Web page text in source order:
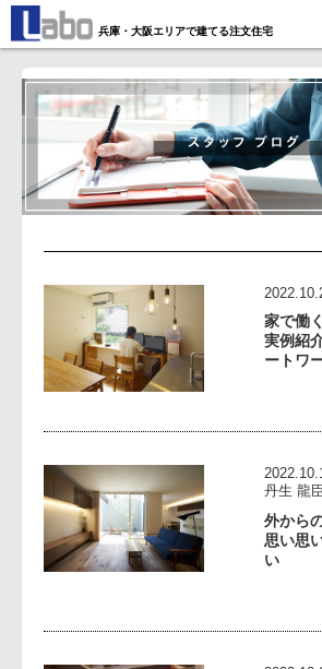
兵庫・大阪エリアで建てる注文住宅
家で働
実例紹
ートワ
丹生 龍
外から
思い思
い